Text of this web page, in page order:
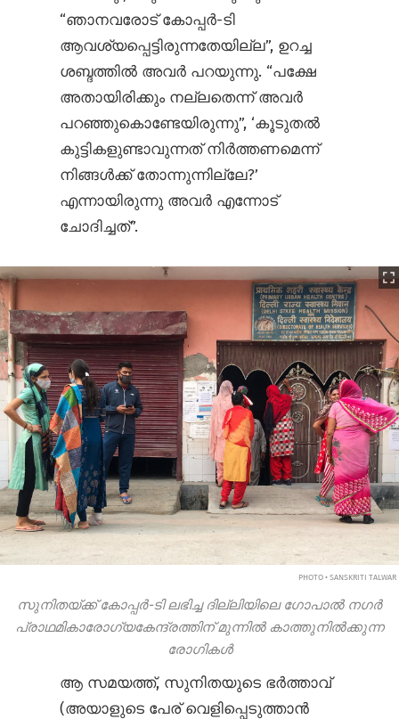
“ഞാനവരോട് കോപ്പർ-ടി
ആവശ്യപ്പെട്ടിരുന്നതേയില്ല”, ഉറച്ച
ശബ്ദത്തിൽ അവർ പറയുന്നു. “പക്ഷേ
അതായിരിക്കും നല്ലതെന്ന് അവർ
പറഞ്ഞുകൊണ്ടേയിരുന്നു”, ‘കൂടുതൽ
കുട്ടികളുണ്ടാവുന്നത് നിർത്തണമെന്ന്
നിങ്ങൾക്ക് തോന്നുന്നില്ലേ?’
എന്നായിരുന്നു അവർ എന്നോട്
ചോദിച്ചത്”.
PHOTO • SANSKRITI TALWAR
സുനിതയ്ക്ക് കോപ്പർ-ടി ലഭിച്ച ദില്ലിയിലെ ഗോപാൽ നഗർ
പ്രാഥമികാരോഗ്യകേന്ദ്രത്തിന് മുന്നിൽ കാത്തുനിൽക്കുന്ന
രോഗികൾ
ആ സമയത്ത്, സുനിതയുടെ ഭർത്താവ്
(അയാളുടെ പേര് വെളിപ്പെടുത്താൻ